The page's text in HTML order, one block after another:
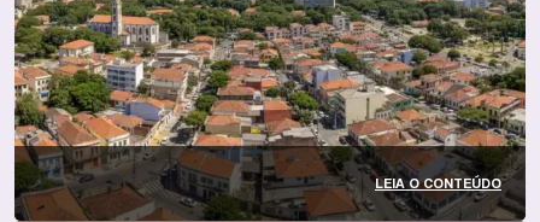
LEIA O CONTEÚDO